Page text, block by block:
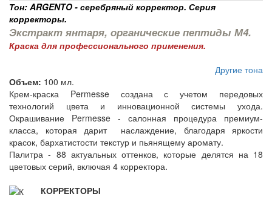
Тон: ARGENTO - серебряный корректор. Серия
корректоры.
Экстракт янтаря, органические пептиды М4.
Краска для профессионального применения.
Другие тона
Объем: 100 мл.
Крем-краска Permesse создана с учетом передовых
технологий цвета и инновационной системы ухода.
Окрашивание Permesse - салонная процедура премиум-
класса, которая дарит наслаждение, благодаря яркости
красок, бархатистости текстур и пьянящему аромату.
Палитра - 88 актуальных оттенков, которые делятся на 18
цветовых серий, включая 4 корректора.
КОРРЕКТОРЫ